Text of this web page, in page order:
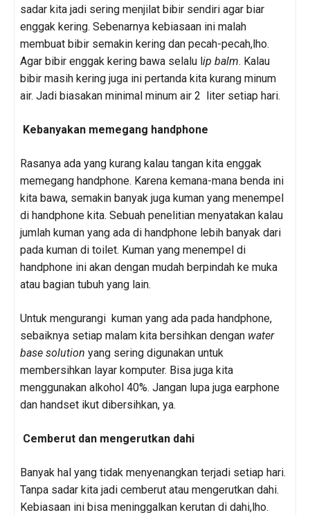
sadar kita jadi sering menjilat bibir sendiri agar biar
enggak kering. Sebenarnya kebiasaan ini malah
membuat bibir semakin kering dan pecah-pecah,lho.
Agar bibir enggak kering bawa selalu l ip balm. Kalau
bibir masih kering juga ini pertanda kita kurang minum
air. Jadi biasakan minimal minum air 2 liter setiap hari.
Kebanyakan memegang handphone
Rasanya ada yang kurang kalau tangan kita enggak
memegang handphone. Karena kemana-mana benda ini
kita bawa, semakin banyak juga kuman yang menempel
di handphone kita. Sebuah penelitian menyatakan kalau
jumlah kuman yang ada di handphone lebih banyak dari
pada kuman di toilet. Kuman yang menempel di
handphone ini akan dengan mudah berpindah ke muka
atau bagian tubuh yang lain.
Untuk mengurangi kuman yang ada pada handphone,
sebaiknya setiap malam kita bersihkan dengan water
base solution yang sering digunakan untuk
membersihkan layar komputer. Bisa juga kita
menggunakan alkohol 40%. Jangan lupa juga earphone
dan handset ikut dibersihkan, ya.
Cemberut dan mengerutkan dahi
Banyak hal yang tidak menyenangkan terjadi setiap hari.
Tanpa sadar kita jadi cemberut atau mengerutkan dahi.
Kebiasaan ini bisa meninggalkan kerutan di dahi,lho.